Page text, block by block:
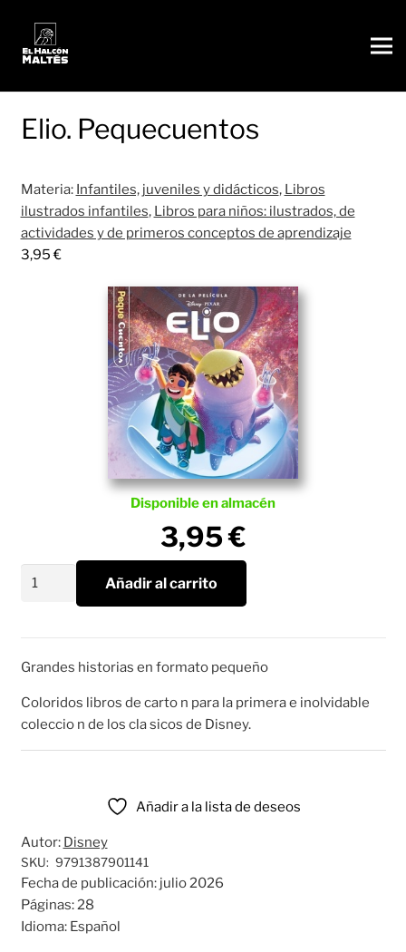
Elio. Pequecuentos
Materia: Infantiles, juveniles y didácticos, Libros
ilustrados infantiles, Libros para niños: ilustrados, de
actividades y de primeros conceptos de aprendizaje
3,95€
Disponible en almacén
3,95€
Elio.
Añadir al carrito
Grandes historias en formato pequeño
Coloridos libros de carto n para la primera e inolvidable
coleccio n de los cla sicos de Disney.
Añadir a la lista de deseos
Autor: Disney
SKU: 9791387901141
Fecha de publicación: julio 2026
Páginas:28
Idioma: Español